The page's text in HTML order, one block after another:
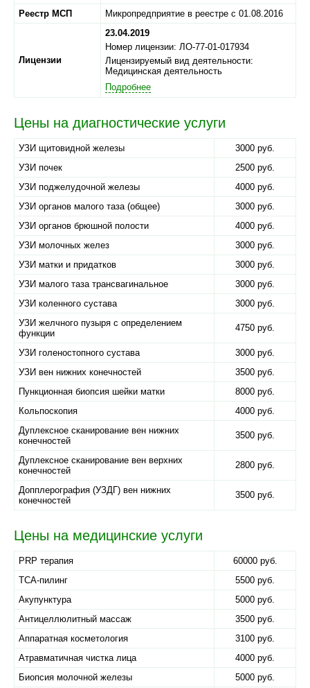
Реестр МСП
Микропредприятие в реестре с 01.08.2016
Лицензии
23.04.2019
Номер лицензии: ЛО-77-01-017934
Лицензируемый вид деятельности:
Медицинская деятельность
Подробнее
Цены на диагностические услуги
УЗИ щитовидной железы
3000 руб.
УЗИ почек
2500 руб.
УЗИ поджелудочной железы
4000 руб.
УЗИ органов малого таза (общее)
3000 руб.
УЗИ органов брюшной полости
4000 руб.
УЗИ молочных желез
3000 руб.
УЗИ матки и придатков
3000 руб.
УЗИ малого таза трансвагинальное
3000 руб.
УЗИ коленного сустава
3000 руб.
УЗИ желчного пузыря с определением
функции
4750 руб.
УЗИ голеностопного сустава
3000 руб.
УЗИ вен нижних конечностей
3500 руб.
Пункционная биопсия шейки матки
8000 руб.
Кольпоскопия
4000 руб.
Дуплексное сканирование вен нижних
конечностей
3500 руб.
Дуплексное сканирование вен верхних
конечностей
2800 руб.
Допплерография (УЗДГ) вен нижних
конечностей
3500 руб.
Цены на медицинские услуги
PRP терапия
60000 руб.
TCA-пилинг
5500 руб.
Акупунктура
5000 руб.
Антицеллюлитный массаж
3500 руб.
Аппаратная косметология
3100 руб.
Атравматичная чистка лица
4000 руб.
Биопсия молочной железы
5000 руб.